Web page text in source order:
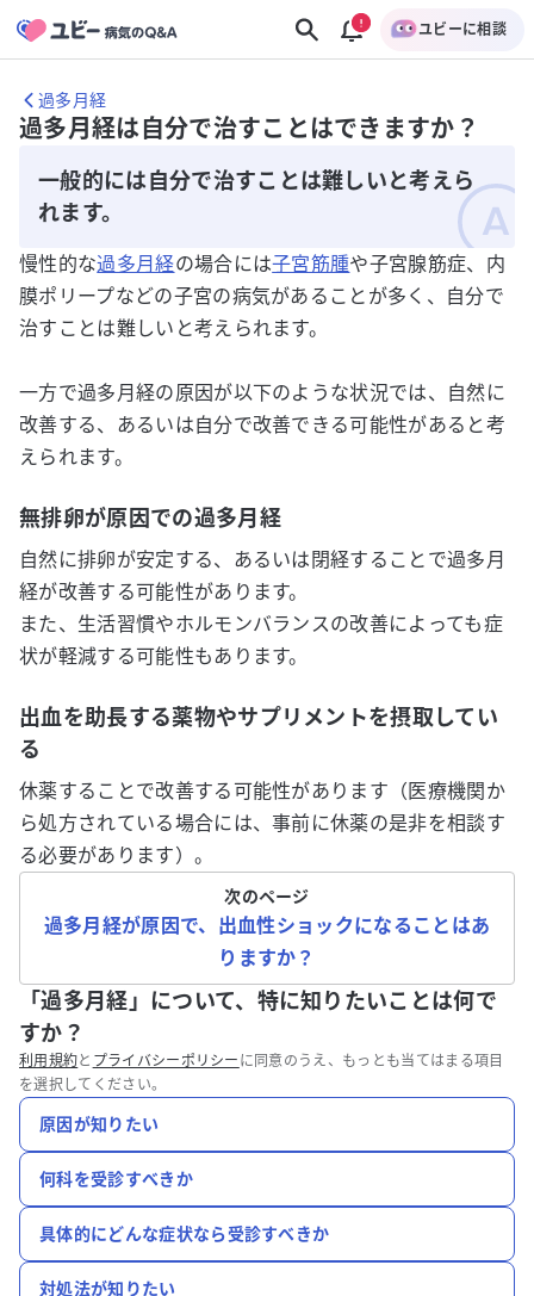
ユビーに相談
過多月経
過多月経は自分で治すことはできますか？
一般的には自分で治すことは難しいと考えら
れます。
慢性的な過多月経の場合には子宮筋腫や子宮腺筋症、内
膜ポリープなどの子宮の病気があることが多く、自分で
治すことは難しいと考えられます。
一方で過多月経の原因が以下のような状況では、自然に
改善する、あるいは自分で改善できる可能性があると考
えられます。
無排卵が原因での過多月経
自然に排卵が安定する、あるいは閉経することで過多月
経が改善する可能性があります。
また、生活習慣やホルモンバランスの改善によっても症
状が軽減する可能性もあります。
出血を助長する薬物やサプリメントを摂取してい
る
休薬することで改善する可能性があります（医療機関か
ら処方されている場合には、事前に休薬の是非を相談す
る必要があります） 。
次のページ
過多月経が原因で、出血性ショックになることはあ
りますか？
「過多月経」について、特に知りたいことは何で
すか？
利用規約と プライバシーポリシー に同意のうえ、もっとも当てはまる項目
を選択してください。
原因が知りたい
何科を受診すべきか
具体的にどんな症状なら受診すべきか
対処法が知りたい